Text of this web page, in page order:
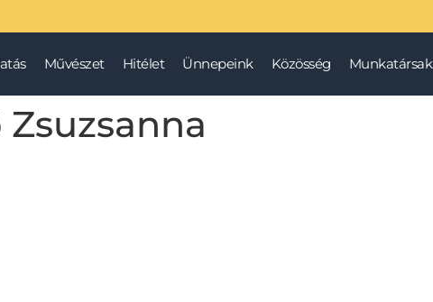
Művészet Hitélet Ünnepeink Közösség Munkatársak